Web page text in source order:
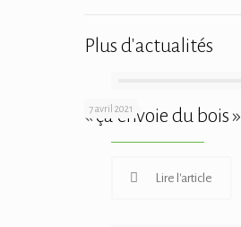
Plus d'actualités
7 avril 2021
« ça envoie du bois »
Lire l'article